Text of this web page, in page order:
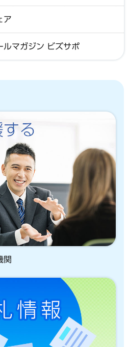
ア
ルマガジン ビズサポ
関